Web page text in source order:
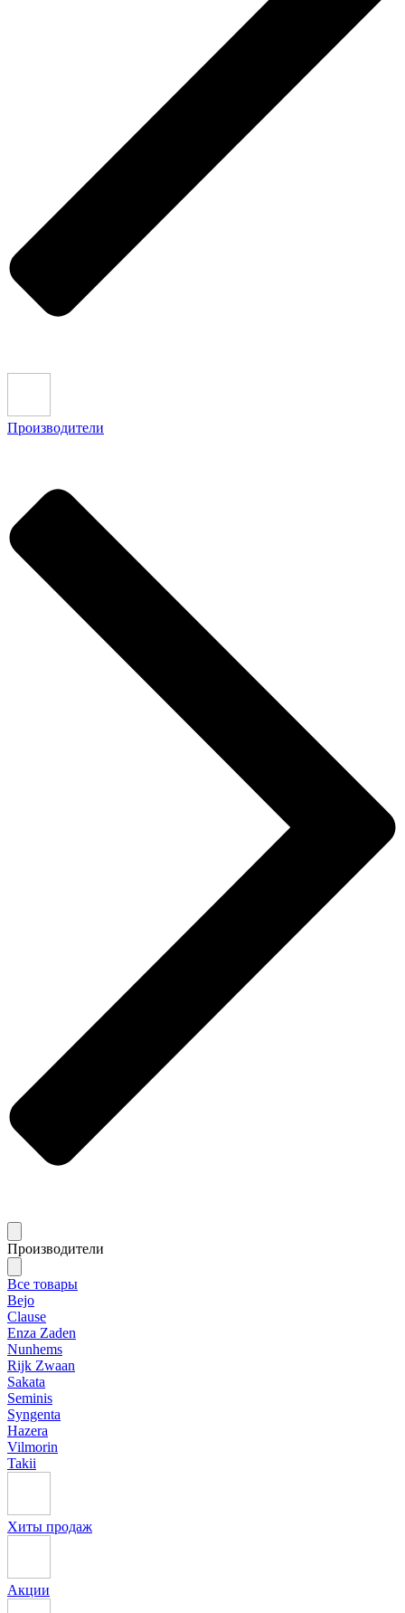
Производители
Производители
Все товары
Bejo
Clause
Enza Zaden
Nunhems
Rijk Zwaan
Sakata
Seminis
Syngenta
Hazera
Vilmorin
Takii
Хиты продаж
Акции